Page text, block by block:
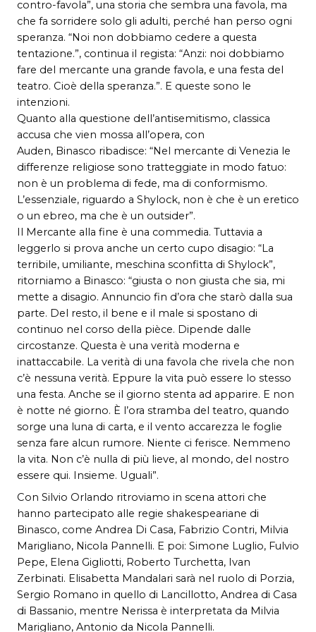
contro-favola”, una storia che sembra una favola, ma
che fa sorridere solo gli adulti, perché han perso ogni
speranza. “Noi non dobbiamo cedere a questa
tentazione.”, continua il regista: “Anzi: noi dobbiamo
fare del mercante una grande favola, e una festa del
teatro. Cioè della speranza.”. E queste sono le
intenzioni.
Quanto alla questione dell’antisemitismo, classica
accusa che vien mossa all’opera, con
Auden, Binasco ribadisce: “Nel mercante di Venezia le
differenze religiose sono tratteggiate in modo fatuo:
non è un problema di fede, ma di conformismo.
L’essenziale, riguardo a Shylock, non è che è un eretico
o un ebreo, ma che è un outsider”.
Il Mercante alla fine è una commedia. Tuttavia a
leggerlo si prova anche un certo cupo disagio: “La
terribile, umiliante, meschina sconfitta di Shylock”,
ritorniamo a Binasco: “giusta o non giusta che sia, mi
mette a disagio. Annuncio fin d’ora che starò dalla sua
parte. Del resto, il bene e il male si spostano di
continuo nel corso della pièce. Dipende dalle
circostanze. Questa è una verità moderna e
inattaccabile. La verità di una favola che rivela che non
c’è nessuna verità. Eppure la vita può essere lo stesso
una festa. Anche se il giorno stenta ad apparire. E non
è notte né giorno. È l’ora stramba del teatro, quando
sorge una luna di carta, e il vento accarezza le foglie
senza fare alcun rumore. Niente ci ferisce. Nemmeno
la vita. Non c’è nulla di più lieve, al mondo, del nostro
essere qui. Insieme. Uguali”.
Con Silvio Orlando ritroviamo in scena attori che
hanno partecipato alle regie shakespeariane di
Binasco, come Andrea Di Casa, Fabrizio Contri, Milvia
Marigliano, Nicola Pannelli. E poi: Simone Luglio, Fulvio
Pepe, Elena Gigliotti, Roberto Turchetta, Ivan
Zerbinati. Elisabetta Mandalari sarà nel ruolo di Porzia,
Sergio Romano in quello di Lancillotto, Andrea di Casa
di Bassanio, mentre Nerissa è interpretata da Milvia
Marigliano, Antonio da Nicola Pannelli.